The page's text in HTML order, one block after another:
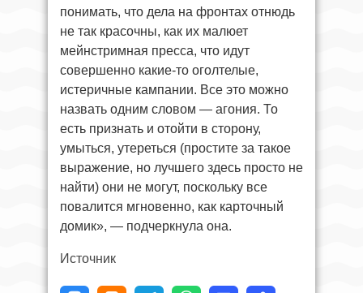
понимать, что дела на фронтах отнюдь
не так красочны, как их малюет
мейнстримная пресса, что идут
совершенно какие-то оголтелые,
истеричные кампании. Все это можно
назвать одним словом — агония. То
есть признать и отойти в сторону,
умыться, утереться (простите за такое
выражение, но лучшего здесь просто не
найти) они не могут, поскольку все
повалится мгновенно, как карточный
домик», — подчеркнула она.
Источник